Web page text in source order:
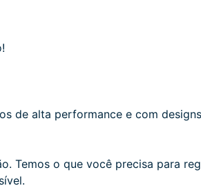
de alta performance e com
Temos o que você precisa para